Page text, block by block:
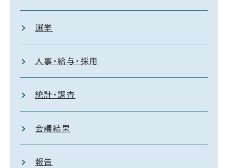
選挙
人事・給与・採用
統計・調査
会議結果
報告